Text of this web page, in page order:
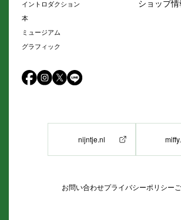
イントロダクション
本
ミュージアム
グラフィック
ショップ情
nijntje.nl
お問い合わせプライバシーポリシー